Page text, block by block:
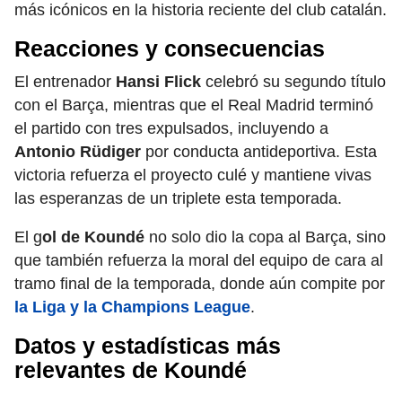
más icónicos en la historia reciente del club catalán.
Reacciones y consecuencias
El entrenador Hansi Flick celebró su segundo título
con el Barça, mientras que el Real Madrid terminó
el partido con tres expulsados, incluyendo a
Antonio Rüdiger por conducta antideportiva. Esta
victoria refuerza el proyecto culé y mantiene vivas
las esperanzas de un triplete esta temporada.
El gol de Koundé no solo dio la copa al Barça, sino
que también refuerza la moral del equipo de cara al
tramo final de la temporada, donde aún compite por
la Liga y la Champions League.
Datos y estadísticas más
relevantes de Koundé